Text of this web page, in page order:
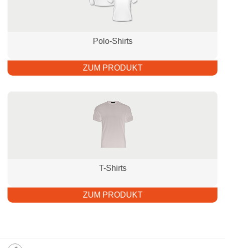
Polo-Shirts
ZUM PRODUKT
T-Shirts
ZUM PRODUKT